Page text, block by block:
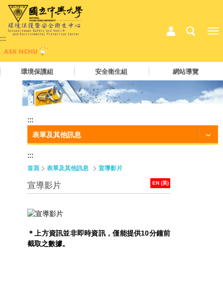
:::
環境保護組 安全衛生組 網站導覽
:::
表單及其他訊息
:::
首頁 表單及其他訊息 宣導影片
EN (英)
宣導影片
＊上方資訊並非即時資訊，僅能提供10分鐘前
截取之數據。